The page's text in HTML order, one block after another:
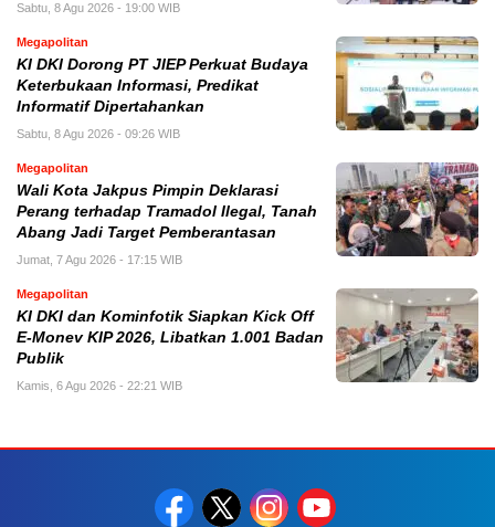
Sabtu, 8 Agu 2026 - 19:00 WIB
Megapolitan
KI DKI Dorong PT JIEP Perkuat Budaya
Keterbukaan Informasi, Predikat
Informatif Dipertahankan
Sabtu, 8 Agu 2026 - 09:26 WIB
Megapolitan
Wali Kota Jakpus Pimpin Deklarasi
Perang terhadap Tramadol Ilegal, Tanah
Abang Jadi Target Pemberantasan
Jumat, 7 Agu 2026 - 17:15 WIB
Megapolitan
KI DKI dan Kominfotik Siapkan Kick Off
E-Monev KIP 2026, Libatkan 1.001 Badan
Publik
Kamis, 6 Agu 2026 - 22:21 WIB